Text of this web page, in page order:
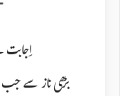
بڑھی ناز سے جب